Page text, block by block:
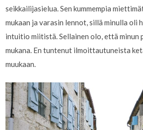
seikkailijasielua. Sen kummempia
mukaan ja varasin lennot, sillä minulla oli
intuitio miitistä. Sellainen olo, että minun
mukana. En tuntenut ilmoittautuneista
muukaan.